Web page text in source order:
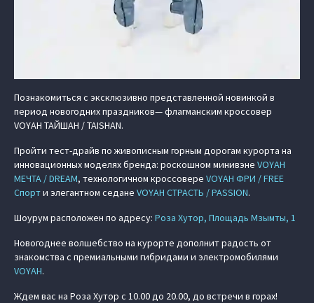
Познакомиться с эксклюзивно представленной новинкой в
период новогодних праздников— флагманским кроссовер
VOYAH ТАЙШАН / TAISHAN.
Пройти тест-драйв по живописным горным дорогам курорта на
инновационных моделях бренда: роскошном минивэне VOYAH
МЕЧТА / DREAM, технологичном кроссовере VOYAH ФРИ / FREE
Спорти элегантном седане VOYAH СТРАСТЬ / PASSION.
Шоурум расположен по адресу: Роза Хутор, Площадь Мзымты, 1
Новогоднее волшебство на курорте дополнит радость от
знакомства с премиальными гибридами и электромобилями
VOYAH.
Ждем вас на Роза Хутор с 10.00 до 20.00, до встречи в горах!